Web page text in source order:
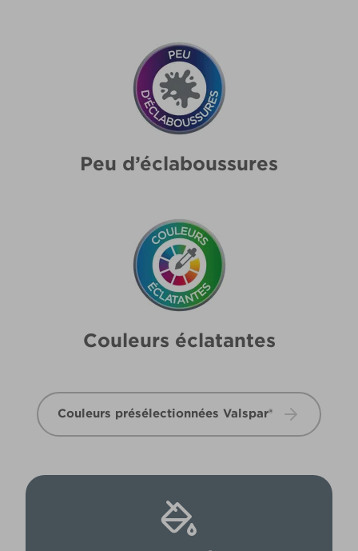
Peu d’éclaboussures
Couleurs éclatantes
Couleurs présélectionnées Valspar®